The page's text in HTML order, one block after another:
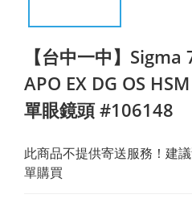
【台中一中】
APO EX DG OS
單眼鏡頭 #106148
此商品不提供寄送服務！建
單購買